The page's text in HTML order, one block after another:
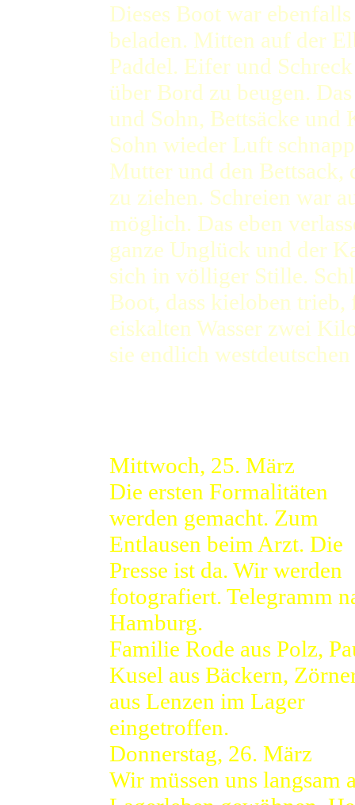
Dieses Boot war
beladen. Mitten auf der
Paddel. Eifer und
über Bord zu beugen.
und Sohn, Bettsäcke und
Sohn wieder Luft
Mutter und den Bettsack,
zu ziehen. Schreien war
möglich. Das eben
ganze Unglück und der
sich in völliger Stille.
Boot, dass kieloben
eiskalten Wasser zwei
sie endlich
Mittwoch, 25. März
Die ersten Formalitäten
werden gemacht. Zum
Entlausen beim Arzt. Die
Presse ist da. Wir werden
fotografiert. Telegramm
Hamburg.
Familie Rode aus Polz,
Kusel aus Bäckern,
aus Lenzen im Lager
eingetroffen.
Donnerstag, 26. März
Wir müssen uns langsam